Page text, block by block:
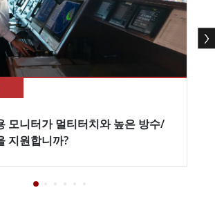
모니터가 멀티터치와 높은 방수/
지원합니까?